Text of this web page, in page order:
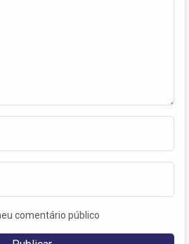
comentário público